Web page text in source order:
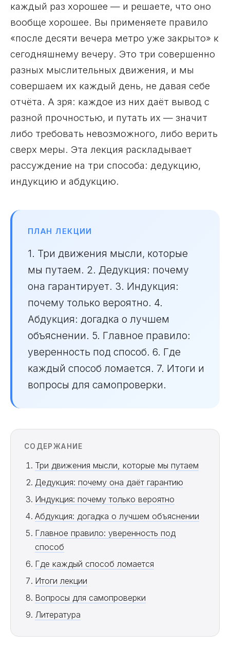
каждый раз хорошее — и решаете, что оно
вообще хорошее. Вы применяете правило
«после десяти вечера метро уже закрыто» к
сегодняшнему вечеру. Это три совершенно
разных мыслительных движения, и мы
совершаем их каждый день, не давая себе
отчёта. А зря: каждое из них даёт вывод с
разной прочностью, и путать их — значит
либо требовать невозможного, либо верить
сверх меры. Эта лекция раскладывает
рассуждение на три способа: дедукцию,
индукцию и абдукцию.
ПЛАН ЛЕКЦИИ
1. Три движения мысли, которые
мы путаем. 2. Дедукция: почему
она гарантирует. 3. Индукция:
почему только вероятно. 4.
Абдукция: догадка о лучшем
объяснении. 5. Главное правило:
уверенность под способ. 6. Где
каждый способ ломается. 7. Итоги и
вопросы для самопроверки.
СОДЕРЖАНИЕ
Три движения мысли, которые мы путаем
Дедукция: почему она даёт гарантию
Индукция: почему только вероятно
Абдукция: догадка о лучшем объяснении
Главное правило: уверенность под
способ
Где каждый способ ломается
Итоги лекции
Вопросы для самопроверки
Литература